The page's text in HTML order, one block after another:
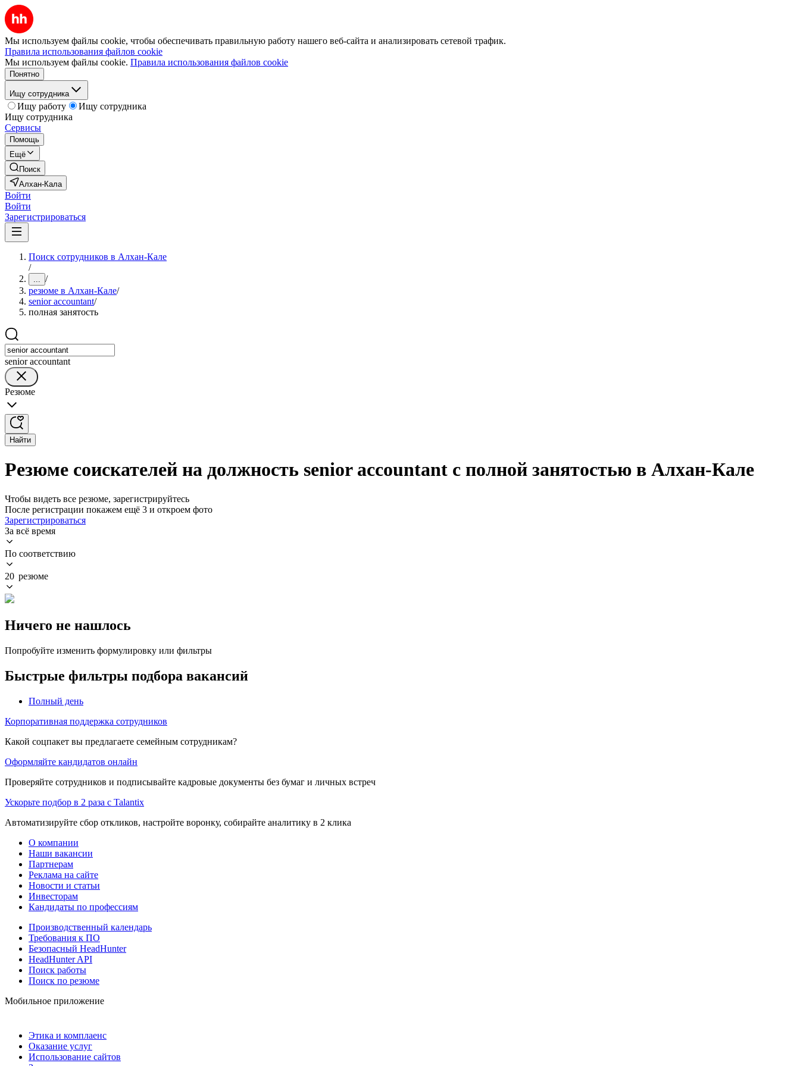
Мы используем файлы cookie, чтобы обеспечивать правильную работу нашего веб-сайта и анализировать сетевой трафик.
Правила использования файлов cookie
Мы используем файлы cookie. Правила использования файлов cookie
Понятно
Ищу сотрудника
Ищу работу
Ищу сотрудника
Ищу сотрудника
Сервисы
Помощь
Ещё
Поиск
Алхан-Кала
Войти
Войти
Зарегистрироваться
Поиск сотрудников в Алхан-Кале
/
... /
резюме в Алхан-Кале/
senior accountant/
полная занятость
senior accountant
Резюме
Найти
Резюме соискателей на должность senior accountant с полной занятостью в Алхан-Кале
Чтобы видеть все резюме, зарегистрируйтесь
После регистрации покажем ещё 3 и откроем фото
Зарегистрироваться
За всё время
По соответствию
20 резюме
Ничего не нашлось
Попробуйте изменить формулировку или фильтры
Быстрые фильтры подбора вакансий
Полный день
Корпоративная поддержка сотрудников
Какой соцпакет вы предлагаете семейным сотрудникам?
Оформляйте кандидатов онлайн
Проверяйте сотрудников и подписывайте кадровые документы без бумаг и личных встреч
Ускорьте подбор в 2 раза с Talantix
Автоматизируйте сбор откликов, настройте воронку, собирайте аналитику в 2 клика
О компании
Наши вакансии
Партнерам
Реклама на сайте
Новости и статьи
Инвесторам
Кандидаты по профессиям
Производственный календарь
Требования к ПО
Безопасный HeadHunter
HeadHunter API
Поиск работы
Поиск по резюме
Мобильное приложение
Этика и комплаенс
Оказание услуг
Использование сайтов